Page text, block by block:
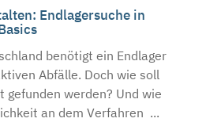
Endlagersuche in
benötigt ein Endlager
Abfälle. Doch wie soll
gefunden werden? Und wie
an dem Verfahren ...